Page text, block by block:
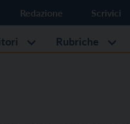
Redazione Scrivici
Rubriche